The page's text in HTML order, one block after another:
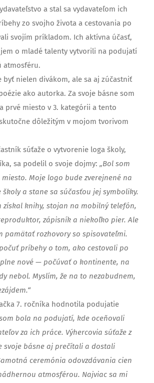
a stal sa vydavateľom ich
zo svojho života a cestovania po
svojím príkladom. Ich aktívna účasť,
o mladé talenty vytvorili na podujatí
atmosféru.
byť nielen divákom, ale sa aj zúčastniť
ako autorka. Za svoje básne som
prvé miesto v 3. kategórii a tento
dôležitým v mojom tvorivom
súťaže o vytvorenie loga školy,
sa podelil o svoje dojmy: „Bol som
miesto. Moje logo bude zverejnené na
školy a stane sa súčasťou jej symboliky.
získal knihy, stojan na mobilný telefón,
zápisník a niekoľko pier. Ale
pamätať rozhovory so spisovateľmi.
príbehy o tom, ako cestovali po
nové — počúvať o kontinente, na
nebol. Myslím, že na to nezabudnem,
7. ročníka hodnotila podujatie
bola na podujatí, kde oceňovali
za ich práce. Výhercovia súťaže z
svoje básne aj prečítali a dostali
ceremónia odovzdávania cien
atmosférou. Najviac sa mi